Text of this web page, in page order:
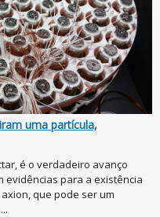
uma partícula,
é o verdadeiro avanço
evidências para a existência
que pode ser um